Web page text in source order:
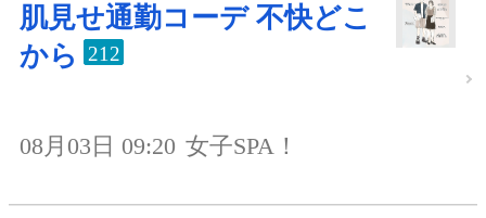
肌見せ通勤コーデ 不快どこ
から
212
08月03日 09:20 女子SPA！